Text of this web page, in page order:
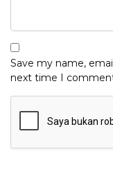
Save my name,
next time I